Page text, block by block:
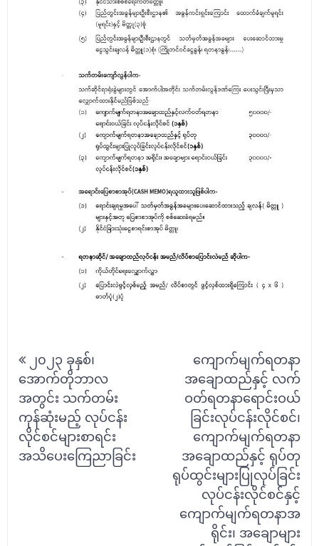
navigation
၂၀၂၃ ခုနှစ်၊
အောက်တိုဘာလ
အတွင်း သက်တမ်း
ကုန်ဆုံးမည့် လုပ်ငန်း
လိုင်စင်များစာရင်း
အသိပေးကြေညာခြင်း
ကျောက်မျက်ရတနာ
အချောထည်နှင့် လက်
ဝတ်ရတနာရောင်းဝယ်
ခြင်းလုပ်ငန်းလိုင်စင်၊
ကျောက်မျက်ရတနာ
အချောထည်နှင့် ရုပ်တု
ရုပ်ထွင်းများပြုလုပ်ခြင်း
လုပ်ငန်းလိုင်စင်နှင့်
ကျောက်မျက်ရတနာအ
ရိုင်း၊ အချောများ